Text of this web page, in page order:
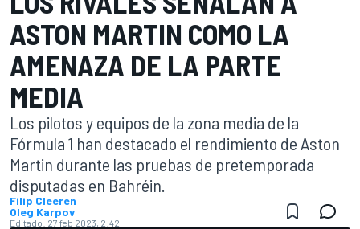
ASTON MARTIN COMO LA
AMENAZA DE LA PARTE
MEDIA
Los pilotos y equipos de la zona media de la
Fórmula 1 han destacado el rendimiento de Aston
Martin durante las pruebas de pretemporada
disputadas en Bahréin.
Filip Cleeren
Oleg Karpov
Editado: 27 feb 2023, 2:42